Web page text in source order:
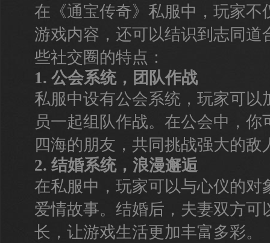
在《通宝传奇》私服中，玩家不
游戏内容，还可以结识到志同道
些社交圈的特点：
1. 公会系统，团队作战
私服中设有公会系统，玩家可以
员一起组队作战。在公会中，你
四海的朋友，共同挑战强大的敌
2. 结婚系统，浪漫邂逅
在私服中，玩家可以与心仪的对
爱情故事。结婚后，夫妻双方可
长，让游戏生活更加丰富多彩。